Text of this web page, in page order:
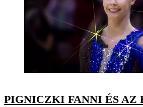
PIGNICZKI FANNI ÉS AZ